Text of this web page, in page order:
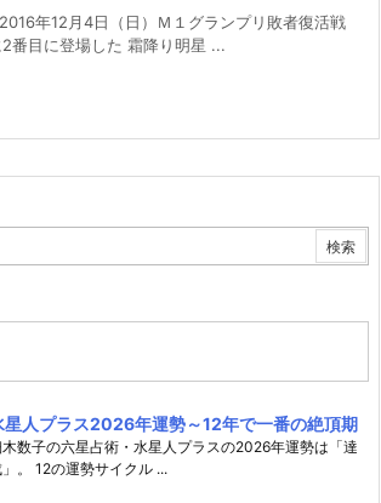
2016年12月4日（日）Ｍ１グランプリ敗者復活戦
2番目に登場した 霜降り明星 ...
星人プラス2026年運勢～12年で一番の絶頂期
数子の六星占術・水星人プラスの2026年運勢は「達
」。 12の運勢サイクル ...